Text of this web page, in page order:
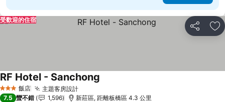
分享 加
受歡迎的住宿
3 星級 飯店 主題客房設計
RF Hotel - Sanchong
7.5 蠻不錯 1,596 新莊區, 距離板橋區 4.3 公里